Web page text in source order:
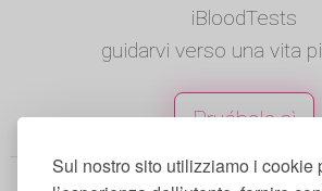
Sul nostro sito utilizziamo i cookie
iBloodTests
guidarvi verso una vita
Pruébala sì